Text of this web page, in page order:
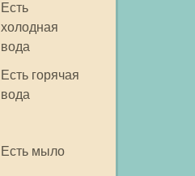
Есть
холодная
вода
Есть горячая
вода
Есть мыло